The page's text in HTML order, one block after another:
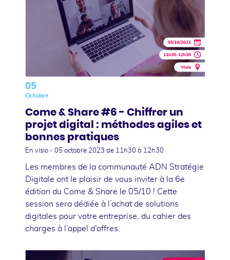
05
Octobre
Come & Share #6 - Chiffrer un
projet digital : méthodes agiles et
bonnes pratiques
En visio - 05 octobre 2023 de 11h30 à 12h30
Les membres de la communauté ADN Stratégie
Digitale ont le plaisir de vous inviter à la 6e
édition du Come & Share le 05/10 ! Cette
session sera dédiée à l’achat de solutions
digitales pour votre entreprise, du cahier des
charges à l’appel d’offres.